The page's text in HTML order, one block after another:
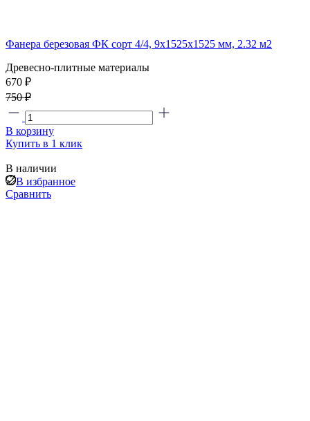
Фанера березовая ФК сорт 4/4, 9х1525х1525 мм, 2.32 м2
Древесно-плитные материалы
670 ₽
750 ₽
В корзину
Купить в 1 клик
В наличии
В избранное
Сравнить